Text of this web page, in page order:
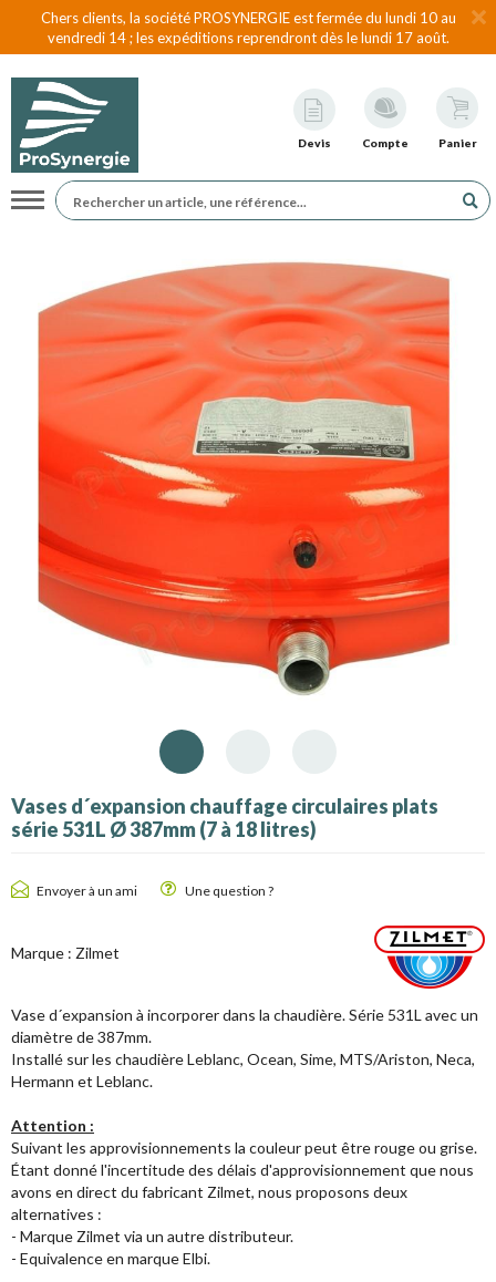
Chers clients, la société PROSYNERGIE est fermée du lundi 10 au
vendredi 14 ; les expéditions reprendront dès le lundi 17 août.
Devis Compte Panier
Navigation
Vases d´expansion chauffage circulaires plats
série 531L Ø 387mm (7 à 18 litres)
Envoyer à un ami Une question ?
Marque : Zilmet
Vase d´expansion à incorporer dans la chaudière. Série 531L avec un
diamètre de 387mm.
Installé sur les chaudière Leblanc, Ocean, Sime, MTS/Ariston, Neca,
Hermann et Leblanc.
Attention :
Suivant les approvisionnements la couleur peut être rouge ou grise.
Étant donné l'incertitude des délais d'approvisionnement que nous
avons en direct du fabricant Zilmet, nous proposons deux
alternatives :
- Marque Zilmet via un autre distributeur.
- Equivalence en marque Elbi.